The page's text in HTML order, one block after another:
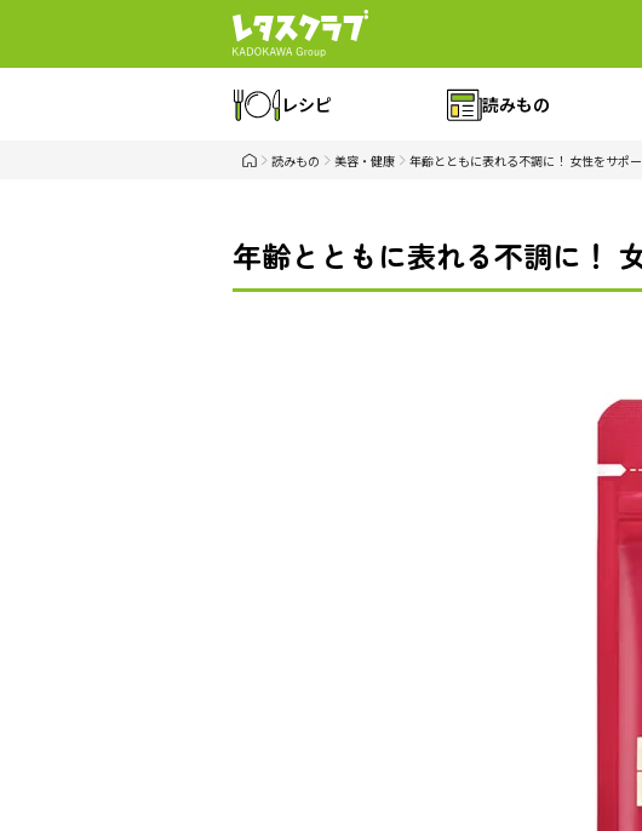
レシピ 読みもの
読みもの 美容・健康 年齢とともに表れる不調に！ 女性をサポ
年齢とともに表れる不調に！